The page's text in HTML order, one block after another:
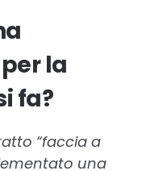
la
fa?
“faccia a
una